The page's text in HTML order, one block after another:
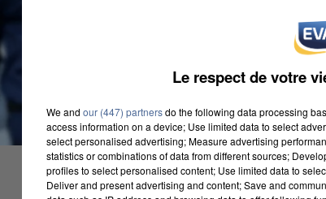
Le respect de votre
We and our (447) partnersdo the following data processing
access information on a device; Use limited data to select
select personalised advertising; Measure advertising
statistics or combinations of data from different sources;
profiles to select personalised content; Use limited data to
Deliver and present advertising and content; Save and